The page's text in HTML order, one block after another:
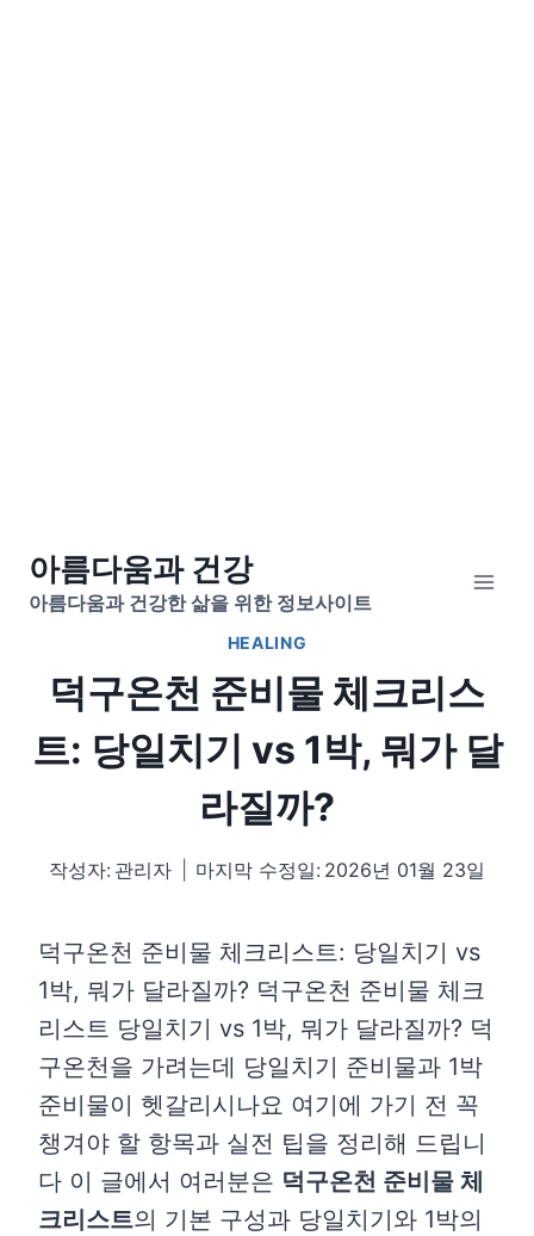
Skip아름다움과 건강
아름다움과 건강한 삶을 위한 정보사이트
HEALING
덕구온천 준비물 체크리스
트: 당일치기 vs 1박, 뭐가 달
라질까?
작성자: 관리자 마지막 수정일: 2026년 01월 23일
덕구온천 준비물 체크리스트: 당일치기 vs
1박, 뭐가 달라질까? 덕구온천 준비물 체크
리스트 당일치기 vs 1박, 뭐가 달라질까? 덕
구온천을 가려는데 당일치기 준비물과 1박
준비물이 헷갈리시나요 여기에 가기 전 꼭
챙겨야 할 항목과 실전 팁을 정리해 드립니
다 이 글에서 여러분은 덕구온천 준비물 체
크리스트의 기본 구성과 당일치기와 1박의